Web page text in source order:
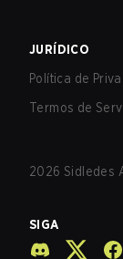
JURÍDICO
Política de
Termos de
2026 Sidledes
SIGA